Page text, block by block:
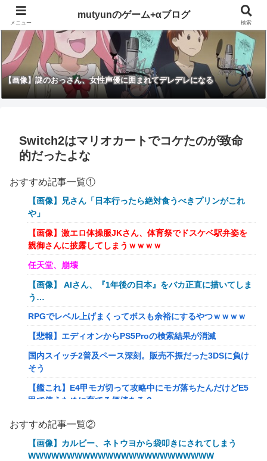
【画像】謎のおっさん、女性声優に囲まれてデレデレになる
Switch2はマリオカートでコケたのが致命
的だったよな
おすすめ記事一覧①
【画像】兄さん「日本行ったら絶対食うべきプリンがこれ
や」
【画像】激エロ体操服JKさん、体育祭でドスケベ駅弁姿を
親御さんに披露してしまうｗｗｗｗ
任天堂、崩壊
【画像】 AIさん、『1年後の日本』をバカ正直に描いてしま
う…
RPGでレベル上げまくってボスも余裕にするやつｗｗｗｗ
【悲報】エディオンからPS5Proの検索結果が消滅
国内スイッチ2普及ペース深刻。販売不振だった3DSに負け
そう
【艦これ】E4甲モガ切って攻略中にモガ落ちたんだけどE5
甲で使うために育てる価値ある？
RPGでレベル上げまくってボスも余裕にするやつｗｗｗｗ
【艦これ】でもイベントのたびに思うんだ 空母機動部隊っ
てクソだわ！
おすすめ記事一覧②
【画像】カルビー、ネトウヨから袋叩きにされてしまう
WWWWWWWWWWWWWWWWWWWWWWWW
メニュー
mutyunのゲーム+αブログ
検索